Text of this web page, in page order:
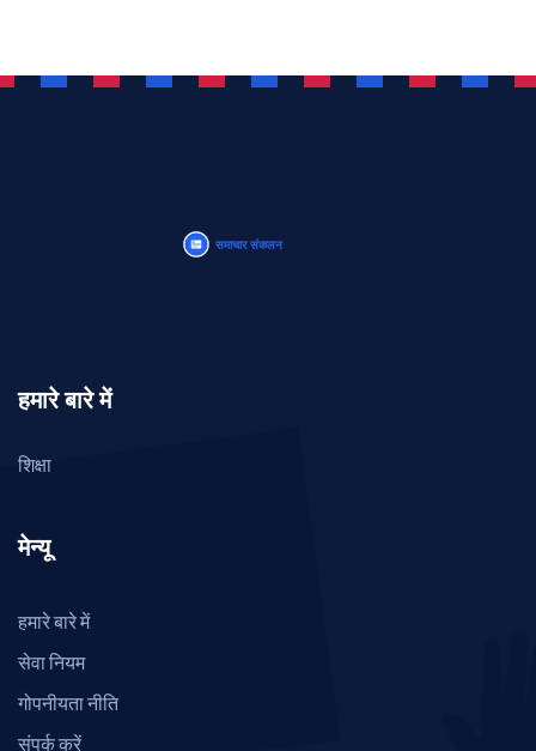
हमारे बारे में
शिक्षा
मेन्यू
हमारे बारे में
सेवा नियम
गोपनीयता नीति
संपर्क करें